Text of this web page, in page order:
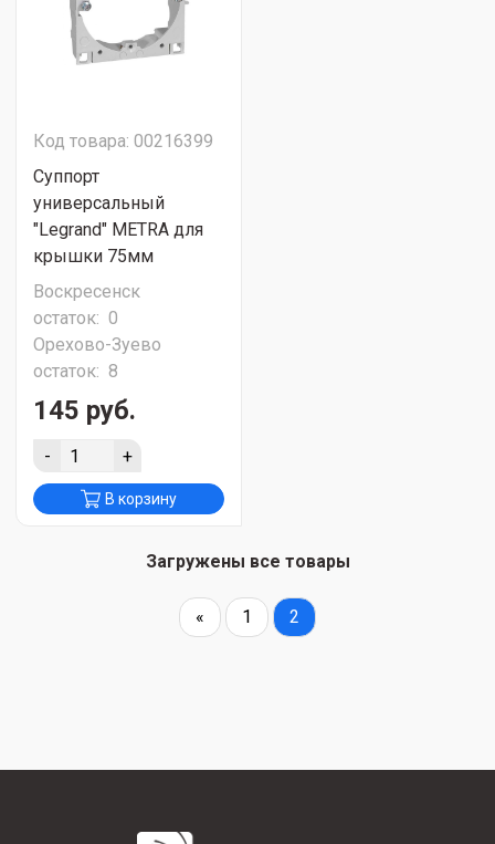
Код товара: 00216399
Суппорт
универсальный
"Legrand" METRA для
крышки 75мм
Воскресенск
остаток: 0
Орехово-Зуево
остаток: 8
145 руб.
- +
В корзину
Загружены все товары
« 1 2